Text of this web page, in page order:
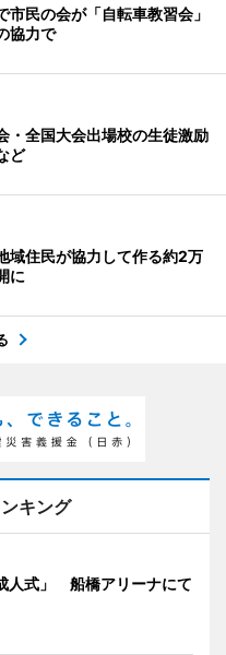
市民の会が「自転車教習会」
協力で
・全国大会出場校の生徒激励
ど
域住民が協力して作る約2万
に
キング
人式」 船橋アリーナにて